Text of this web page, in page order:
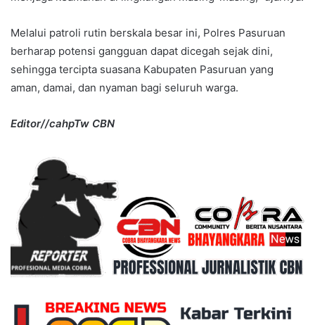
Melalui patroli rutin berskala besar ini, Polres Pasuruan
berharap potensi gangguan dapat dicegah sejak dini,
sehingga tercipta suasana Kabupaten Pasuruan yang
aman, damai, dan nyaman bagi seluruh warga.
Editor//cahpTw CBN